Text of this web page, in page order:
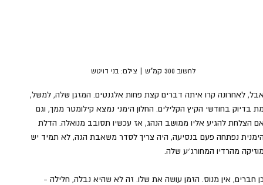
לחשוב 300 קמ"ש | צילם: בני דויטש
לאחרונה קרו איתה דברים קצת פחות אלגנטים. המזגן שלה, למשל,
בדיוק בחודשי הקיץ הקלילים. החלון הימני נמצא קילומטר ממך, וגם
הצלחת להגיע אליו ממושב הנהג, אז עכשיו תסובב מנואלה. הדלת
נפתחה פעם בנסיעה, היה צריך לסדר משאבת הגה, לא תמיד יש
מהרדיו המחורג׳ע שלה.
חברים, אין מנוס. הזמן עושה את שלו. זה לא שהיא נבלה, חלילה -